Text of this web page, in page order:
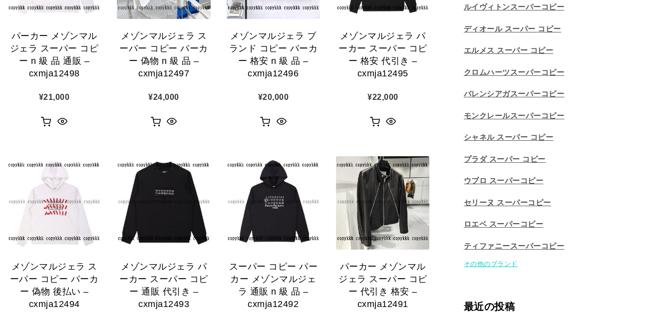
パーカー メゾンマル
ジェラ スーパー コピ
ー n 級 品 通販 –
cxmja12498
¥21,000
メゾンマルジェラ ス
ーパー コピー パーカ
ー 偽物 n 級 品 –
cxmja12497
¥24,000
メゾンマルジェラ ブ
ランド コピー パーカ
ー 格安 n 級 品 –
cxmja12496
¥20,000
メゾンマルジェラ パ
ーカー スーパー コピ
ー 格安 代引き –
cxmja12495
¥22,000
メゾンマルジェラ ス
ーパー コピー パーカ
ー 偽物 後払い –
cxmja12494
メゾンマルジェラ パ
ーカー スーパー コピ
ー 通販 代引き –
cxmja12493
スーパー コピー パー
カー メゾンマルジェ
ラ 通販 n 級 品 –
cxmja12492
パーカー メゾンマル
ジェラ スーパー コピ
ー 代引き 格安 –
cxmja12491
ルイヴィトンスーパーコピー
ディオール スーパー コピー
エルメス スーパー コピー
クロムハーツスーパーコピー
バレンシアガスーパーコピー
モンクレールスーパーコピー
シャネル スーパー コピー
プラダ スーパー コピー
ウブロ スーパーコピー
セリーヌ スーパーコピー​
ロエベ スーパーコピー
ティファニースーパーコピー
その他のブランド
最近の投稿